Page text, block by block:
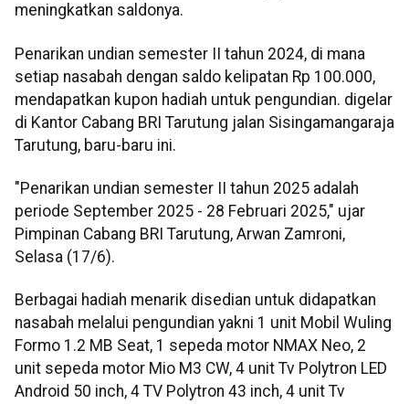
meningkatkan saldonya.
Penarikan undian semester II tahun 2024, di mana
setiap nasabah dengan saldo kelipatan Rp 100.000,
mendapatkan kupon hadiah untuk pengundian. digelar
di Kantor Cabang BRI Tarutung jalan Sisingamangaraja
Tarutung, baru-baru ini.
"Penarikan undian semester II tahun 2025 adalah
periode September 2025 - 28 Februari 2025," ujar
Pimpinan Cabang BRI Tarutung, Arwan Zamroni,
Selasa (17/6).
Berbagai hadiah menarik disedian untuk didapatkan
nasabah melalui pengundian yakni 1 unit Mobil Wuling
Formo 1.2 MB Seat, 1 sepeda motor NMAX Neo, 2
unit sepeda motor Mio M3 CW, 4 unit Tv Polytron LED
Android 50 inch, 4 TV Polytron 43 inch, 4 unit Tv